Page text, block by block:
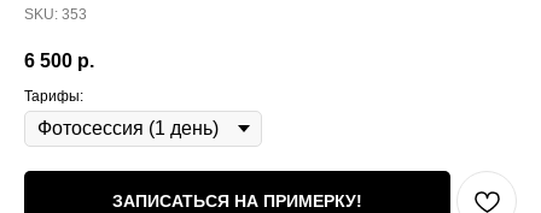
SKU: 353
6 500 р.
Тарифы:
ЗАПИСАТЬСЯ НА ПРИМЕРКУ!